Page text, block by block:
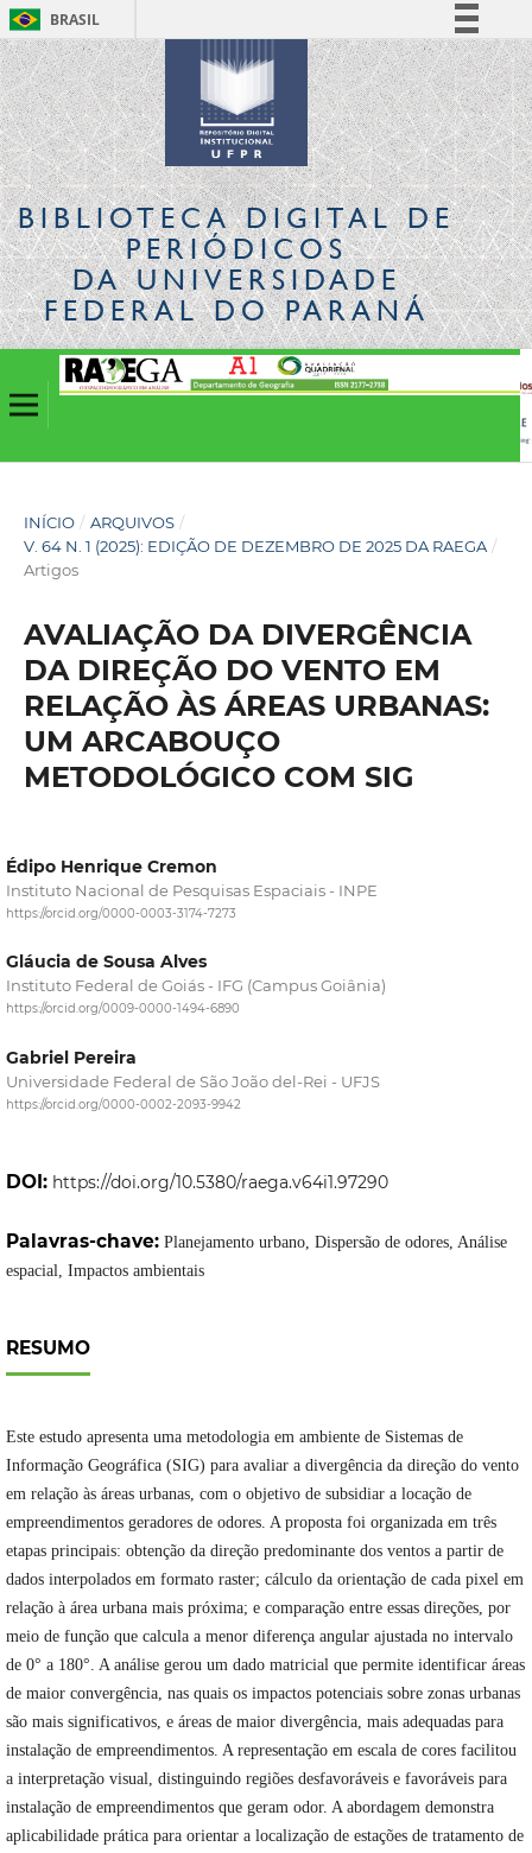
BRASIL
Simplifique!
Comunica BR
Participe
Acesso à informação
Legislação
Canais
BIBLIOTECA DIGITALDE
PERIÓDICOS
DA UNIVERSIDADE
FEDERAL DO PARANÁ
INÍCIO / ARQUIVOS /
V. 64 N. 1 (2025): EDIÇÃO DE DEZEMBRO DE 2025 DA RAEGA /
Artigos
AVALIAÇÃO DA DIVERGÊNCIA
DA DIREÇÃO DO VENTO EM
RELAÇÃO ÀS ÁREAS URBANAS:
UM ARCABOUÇO
METODOLÓGICO COM SIG
Édipo Henrique Cremon
Instituto Nacional de Pesquisas Espaciais - INPE
https://orcid.org/0000-0003-3174-7273
Gláucia de Sousa Alves
Instituto Federal de Goiás - IFG (Campus Goiânia)
https://orcid.org/0009-0000-1494-6890
Gabriel Pereira
Universidade Federal de São João del-Rei - UFJS
https://orcid.org/0000-0002-2093-9942
DOI: https://doi.org/10.5380/raega.v64i1.97290
Palavras-chave: Planejamento urbano, Dispersão de odores, Análise
espacial, Impactos ambientais
RESUMO
Este estudo apresenta uma metodologia em ambiente de Sistemas de
Informação Geográfica (SIG) para avaliar a divergência da direção do vento
em relação às áreas urbanas, com o objetivo de subsidiar a locação de
empreendimentos geradores de odores. A proposta foi organizada em três
etapas principais: obtenção da direção predominante dos ventos a partir de
dados interpolados em formato raster; cálculo da orientação de cada pixel em
relação à área urbana mais próxima; e comparação entre essas direções, por
meio de função que calcula a menor diferença angular ajustada no intervalo
de 0° a 180°. A análise gerou um dado matricial que permite identificar áreas
de maior convergência, nas quais os impactos potenciais sobre zonas urbanas
são mais significativos, e áreas de maior divergência, mais adequadas para
instalação de empreendimentos. A representação em escala de cores facilitou
a interpretação visual, distinguindo regiões desfavoráveis e favoráveis para
instalação de empreendimentos que geram odor. A abordagem demonstra
aplicabilidade prática para orientar a localização de estações de tratamento de